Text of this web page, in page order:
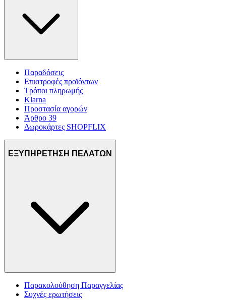
Παραδόσεις
Επιστροφές προϊόντων
Τρόποι πληρωμής
Klarna
Προστασία αγορών
Άρθρο 39
Δωροκάρτες SHOPFLIX
ΕΞΥΠΗΡΕΤΗΣΗ ΠΕΛΑΤΩΝ
Παρακολούθηση Παραγγελίας
Συχνές ερωτήσεις